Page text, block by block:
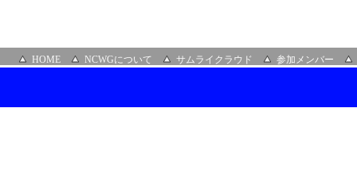
HOME NCWGについて サムライクラウド 参加メンバー